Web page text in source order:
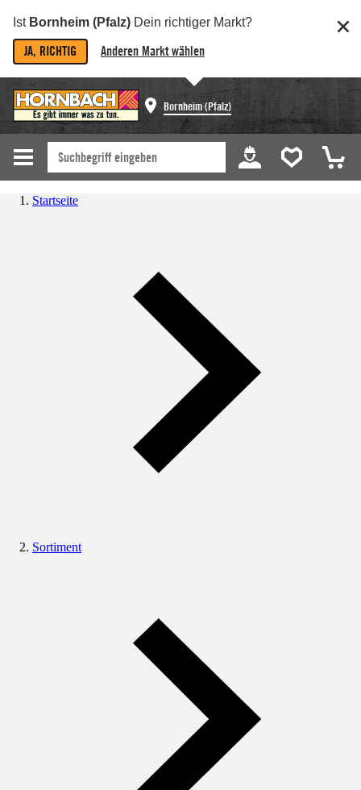
Ist Bornheim (Pfalz) Dein richtiger Markt?
JA, RICHTIG Anderen Markt wählen
Bornheim (Pfalz)
Startseite
Sortiment